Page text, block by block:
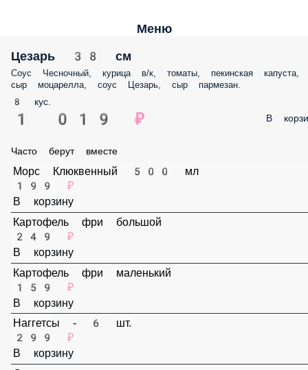
Меню
Цезарь 38 см
Соус Чесночный, курица в/к, томаты, пекинская капуста,
сыр моцарелла, соус Цезарь, сыр пармезан.
8 кус.
1 019 ₽ В
Часто берут вместе
Морс Клюквенный 500 мл
199 ₽
В корзину
Картофель фри большой
249 ₽
В корзину
Картофель фри маленький
159 ₽
В корзину
Наггетсы - 6 шт.
299 ₽